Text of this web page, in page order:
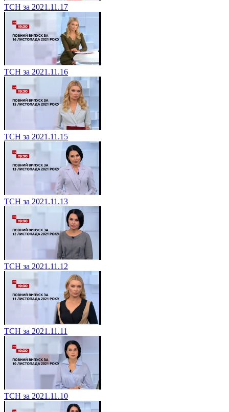
ТСН за 2021.11.17
ТСН за 2021.11.16
ТСН за 2021.11.15
ТСН за 2021.11.13
ТСН за 2021.11.12
ТСН за 2021.11.11
ТСН за 2021.11.10